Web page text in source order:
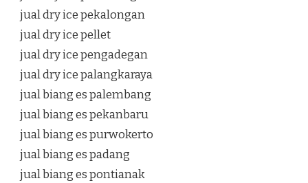
jual dry ice pekalongan
jual dry ice pellet
jual dry ice pengadegan
jual dry ice palangkaraya
jual biang es palembang
jual biang es pekanbaru
jual biang es purwokerto
jual biang es padang
jual biang es pontianak